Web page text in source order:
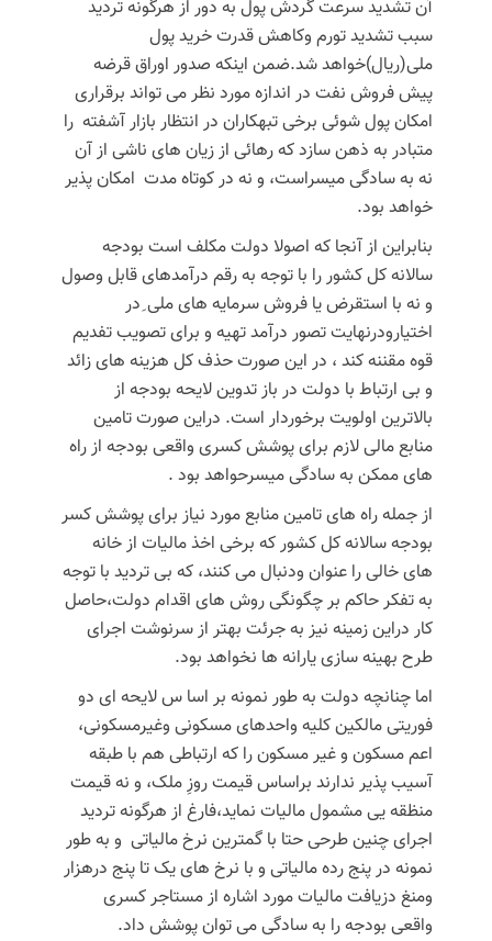
آن تشدید سرعت گردش پول به دور از هرگونه تردید
سبب تشدید تورم وکاهش قدرت خرید پول
ملی(ریال)خواهد شد.ضمن اینکه صدور اوراق قرضه
پیش فروش نفت در اندازه مورد نظر می تواند برقراری
امکان پول شوئی برخی تبهکاران در انتظار بازار آشفته را
متبادر به ذهن سازد که رهائی از زیان های ناشی از آن
نه به سادگی میسراست، و نه در کوتاه مدت امکان پذیر
خواهد بود.
بنابراین از آنجا که اصولا دولت مکلف است بودجه
سالانه کل کشور را با توجه به رقم درآمدهای قابل وصول
و نه با استقرض یا فروش سرمایه های ملی ِدر
اختیارودرنهایت تصور درآمد تهیه و برای تصویب تفدیم
قوه مقننه کند ، در این صورت حذف کل هزینه های زائد
و بی ارتباط با دولت در باز تدوین لایحه بودجه از
بالاترین اولویت برخوردار است. دراین صورت تامین
منابع مالی لازم برای پوشش کسری واقعی بودجه از راه
های ممکن به سادگی میسرحواهد بود .
از جمله راه های تامین منابع مورد نیاز برای پوشش کسر
بودجه سالانه کل کشور که برخی اخذ مالیات از خانه
های خالی را عنوان ودنبال می کنند، که بی تردید با توجه
به تفکر حاکم بر چگونگی روش های اقدام دولت،حاصل
کار دراین زمینه نیز به جرئت بهتر از سرنوشت اجرای
طرح بهینه سازی یارانه ها نخواهد بود.
اما چنانچه دولت به طور نمونه بر اسا س لایحه ای دو
فوریتی مالکین کلیه واحدهای مسکونی وغیرمسکونی،
اعم مسکون و غیر مسکون را که ارتباطی هم با طبقه
آسیب پذیر ندارند براساس قیمت روزِ ملک، و نه قیمت
منظقه یی مشمول مالیات نماید،فارغ از هرگونه تردید
اجرای چنین طرحی حتا با گمترین نرخ مالیاتی و به طور
نمونه در پنج رده مالیاتی و با نرخ های یک تا پنج درهزار
ومنغ دزیافت مالیات مورد اشاره از مستاجر کسری
واقعی بودجه را به سادگی می توان پوشش داد.